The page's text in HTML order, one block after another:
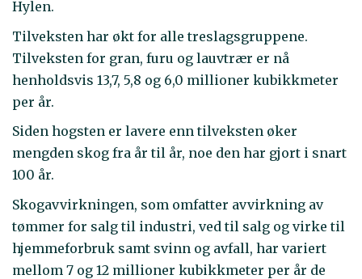
Hylen.
Tilveksten har økt for alle treslagsgruppene.
Tilveksten for gran, furu og lauvtrær er nå
henholdsvis 13,7, 5,8 og 6,0 millioner kubikkmeter
per år.
Siden hogsten er lavere enn tilveksten øker
mengden skog fra år til år, noe den har gjort i snart
100 år.
Skogavvirkningen, som omfatter avvirkning av
tømmer for salg til industri, ved til salg og virke til
hjemmeforbruk samt svinn og avfall, har variert
mellom 7 og 12 millioner kubikkmeter per år de